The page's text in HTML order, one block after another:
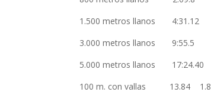
1.500 metros llanos
3.000 metros llanos
5.000 metros llanos
100 m. con vallas 13.84